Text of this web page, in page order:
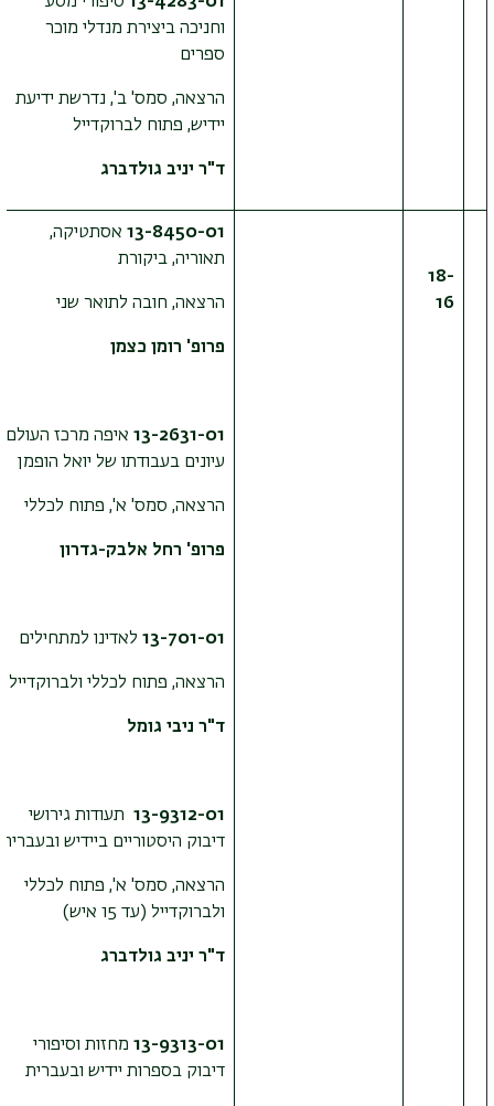
וחניכה ביצירת מנדלי מוכר
ספרים
הרצאה, סמס' ב', נדרשת ידיעת
יידיש, פתוח לברוקדייל
ד"ר יניב גולדברג
18-
16
13-8450-01 אסתטיקה,
תאוריה, ביקורת
הרצאה, חובה לתואר שני
פרופ' רומן כצמן
13-2631-01 איפה מרכז העולם?
עיונים בעבודתו של יואל הופמן
הרצאה, סמס' א', פתוח לכללי
פרופ' רחל אלבק-גדרון
13-701-01 לאדינו למתחילים
הרצאה, פתוח לכללי ולברוקדייל
ד"ר ניבי גומל
13-9312-01 תעודות גירושי
דיבוק היסטוריים ביידיש ובעברית
הרצאה, סמס' א', פתוח לכללי
ולברוקדייל (עד 15 איש)
ד"ר יניב גולדברג
13-9313-01 מחזות וסיפורי
דיבוק בספרות יידיש ובעברית